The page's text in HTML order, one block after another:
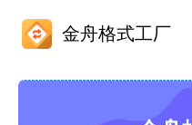
金舟格式工厂